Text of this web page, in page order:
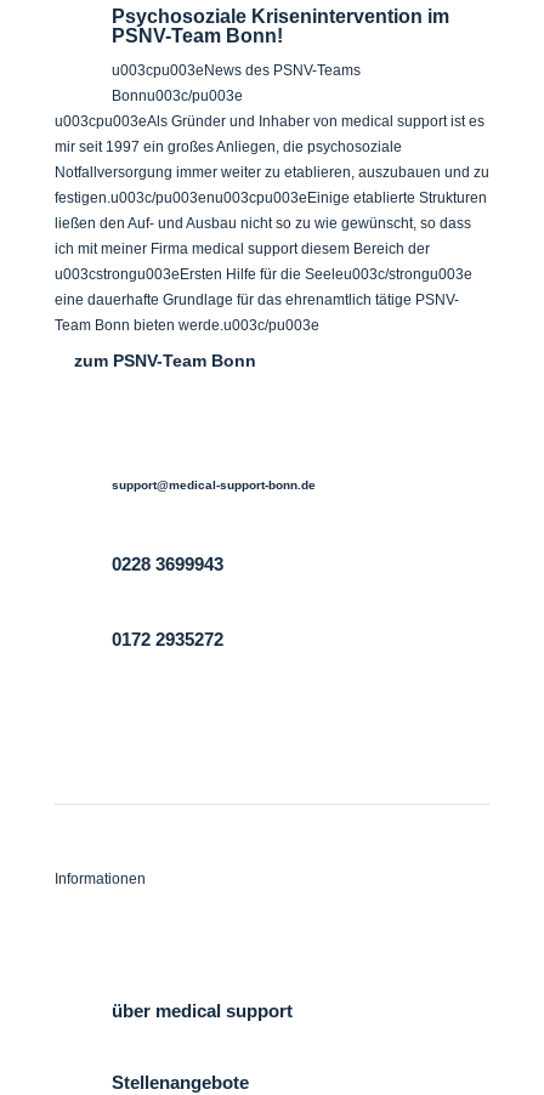
Psychosoziale Krisenintervention im
PSNV-Team Bonn!
u003cpu003eNews des PSNV-Teams
Bonnu003c/pu003e
u003cpu003eAls Gründer und Inhaber von medical support ist es
mir seit 1997 ein großes Anliegen, die psychosoziale
Notfallversorgung immer weiter zu etablieren, auszubauen und zu
festigen.u003c/pu003enu003cpu003eEinige etablierte Strukturen
ließen den Auf- und Ausbau nicht so zu wie gewünscht, so dass
ich mit meiner Firma medical support diesem Bereich der
u003cstrongu003eErsten Hilfe für die Seeleu003c/strongu003e
eine dauerhafte Grundlage für das ehrenamtlich tätige PSNV-
Team Bonn bieten werde.u003c/pu003e
zum PSNV-Team Bonn
support@medical-support-bonn.de
0228 3699943
0172 2935272
Informationen
über medical support
Stellenangebote